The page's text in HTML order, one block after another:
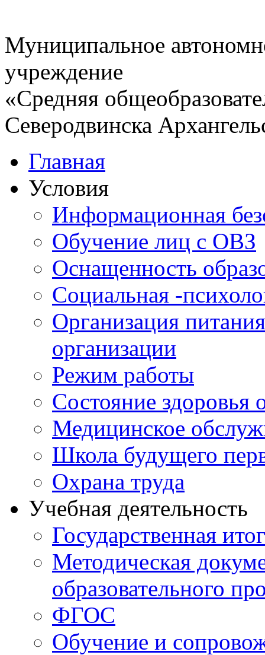
Муниципальное
учреждение
«Средняя
Северодвинска
Главная
Условия
Информационная
Обучение лиц с ОВЗ
Оснащенность
Социальная -
Организация
организации
Режим работы
Состояние
Медицинское
Школа будущего
Охрана труда
Учебная деятельность
Государственная
Методическая
образовательного
ФГОС
Обучение и